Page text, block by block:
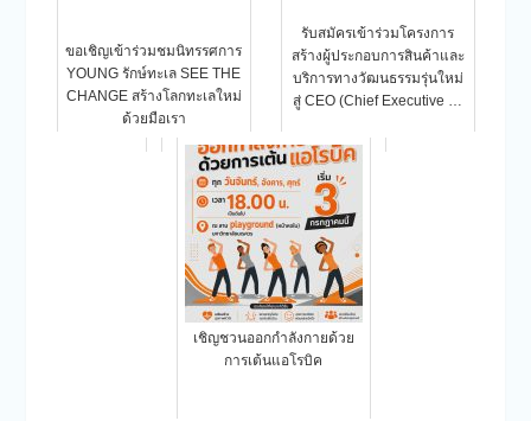
ขอเชิญเข้าร่วมชมนิทรรศการ
YOUNG รักษ์ทะเล SEE THE
CHANGE สร้างโลกทะเลใหม่
ด้วยมือเรา
รับสมัครเข้าร่วมโครงการ
สร้างผู้ประกอบการสินค้าและ
บริการทางวัฒนธรรมรุ่นใหม่
สู่ CEO (Chief Executive …
เชิญชวนออกกำลังกายด้วย
การเต้นแอโรบิค